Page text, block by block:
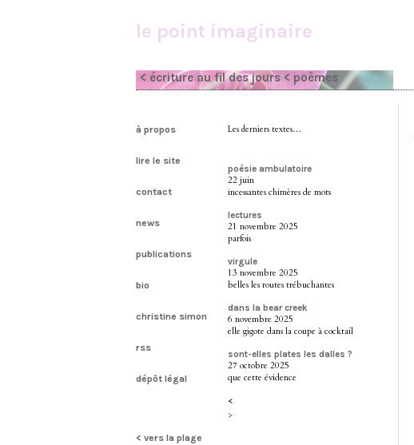
le point imaginaire
< écriture au fil des jours < poèmes
à propos
lire le site
contact
news
publications
bio
christine simon
rss
dépôt légal
< vers la plage
Les derniers textes…
poésie ambulatoire
22 juin
incessantes chimères de mots
lectures
21 novembre 2025
parfois
virgule
13 novembre 2025
belles les routes trébuchantes
dans la bear creek
6 novembre 2025
elle gigote dans la coupe à cocktail
sont-elles plates les dalles ?
27 octobre 2025
que cette évidence
<
>